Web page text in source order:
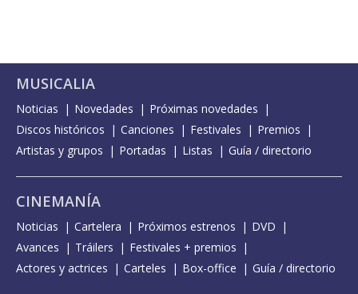
MUSICALIA
Noticias Novedades
Próximas novedades
Discos históricos
Canciones Festivales
Premios
Artistas y grupos
Portadas Listas Guía / directorio
CINEMANÍA
Noticias Cartelera Próximos estrenos
DVD
Avances
Tráilers
Festivales + premios
Actores y actrices
Carteles Box-office Guía / directorio